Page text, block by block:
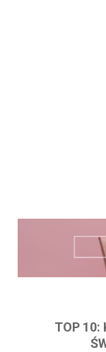
TOP 10: